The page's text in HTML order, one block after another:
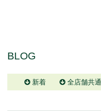
BLOG
新着 全店舗共通